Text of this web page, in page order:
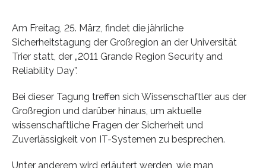
Am Freitag, 25. März, findet die jährliche
Sicherheitstagung der Großregion an der Universität
Trier statt, der „2011 Grande Region Security and
Reliability Day”.
Bei dieser Tagung treffen sich Wissenschaftler aus der
Großregion und darüber hinaus, um aktuelle
wissenschaftliche Fragen der Sicherheit und
Zuverlässigkeit von IT-Systemen zu besprechen.
Unter anderem wird erläutert werden, wie man